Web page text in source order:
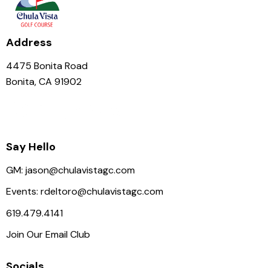
Address
4475 Bonita Road
Bonita, CA 91902
Say Hello
GM: jason@chulavistagc.com
Events: rdeltoro@chulavistagc.com
619.479.4141
Join Our Email Club